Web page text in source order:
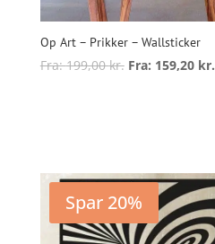
Op Art – Prikker – Wallsticker
Fra:199,00kr. Fra: 159,20 kr.
Spar 20%